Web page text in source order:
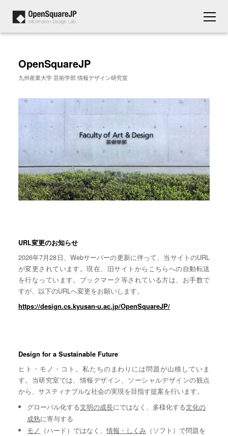
OpenSquareJP
九州産業大学 芸術学部 情報デザイン研究室
URL変更のお知らせ
2026年7月28日、Webサーバーの更新に伴って、当サイトのURL
が変更されています。現在、旧サイトからこちらへの自動転送
を行なっています。ブックマーク等されている方は、お手数で
すが、以下のURLへ変更をお願いします。
https://design.cs.kyusan-u.ac.jp/OpenSquareJP/
Design for a Sustainable Future
ヒト・モノ・コト。私たちのまわりには問題が山積していま
す。当研究室では、情報デザイン、ソーシャルデザインの観点
から、サスティナブルな社会の実現を目指す提案を行います。
グローバル化する文明の成長にではなく、多様化する文化の
成熟に寄与する
モノ （ハード）ではなく、情報・しくみ （ソフト）で問題を